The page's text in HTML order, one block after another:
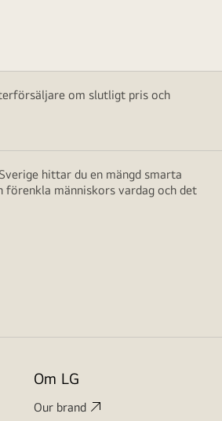
om slutligt pris och
hittar du en mängd smarta
människors vardag och det
Om LG
Our brand